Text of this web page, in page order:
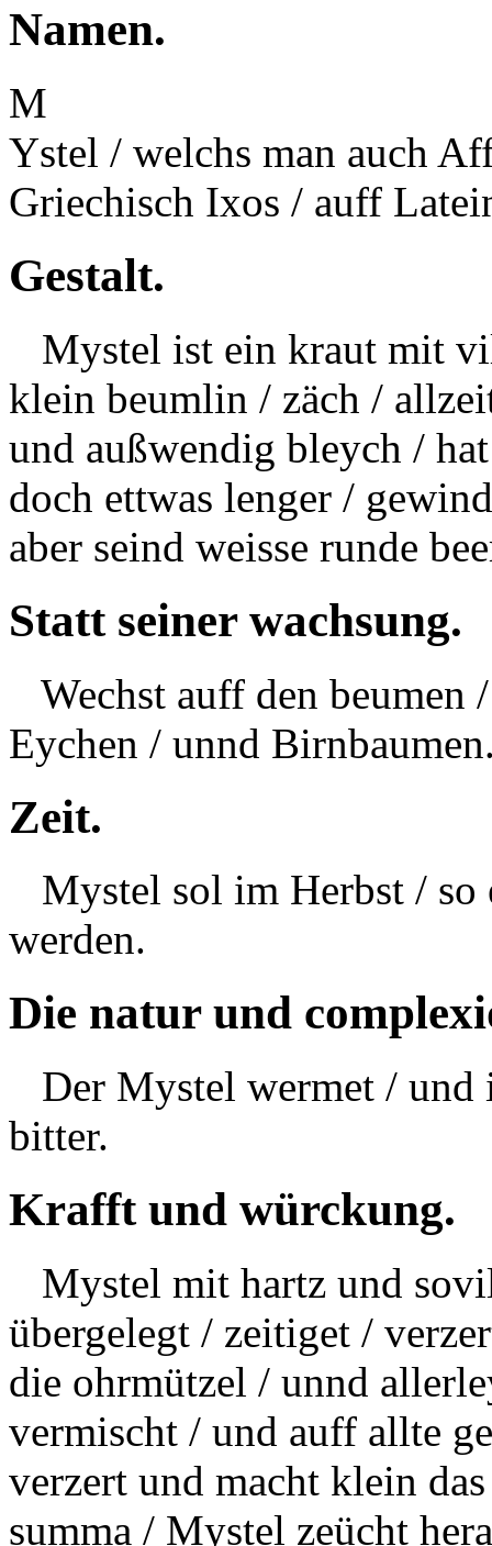
Namen.
M
Ystel / welchs man auch
Griechisch Ixos / auff
Gestalt.
Mystel ist ein kraut mit
klein beumlin / zäch /
und außwendig bleych /
doch ettwas lenger /
aber seind weisse runde
Statt seiner wachsung.
Wechst auff den beumen
Eychen / unnd
Zeit.
Mystel sol im Herbst / so
werden.
Die natur und
Der Mystel wermet / und
bitter.
Krafft und würckung.
Mystel mit hartz und
übergelegt / zeitiget /
die ohrmützel / unnd
vermischt / und auff allte
verzert und macht klein
summa / Mystel zeücht